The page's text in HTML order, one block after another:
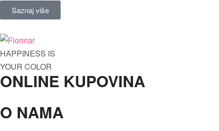
Saznaj više
HAPPINESS IS
YOUR COLOR
ONLINE KUPOVINA
Oči
O NAMA